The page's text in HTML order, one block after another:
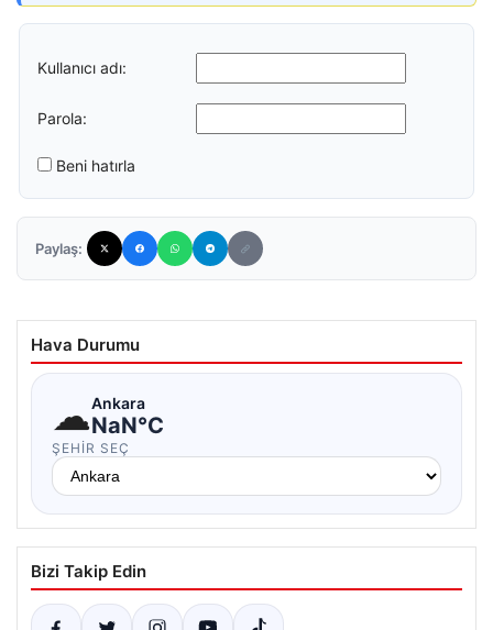
Kullanıcı adı:
Parola:
Beni hatırla
Paylaş:
Hava Durumu
☁Ankara
NaN°C
ŞEHIR SEÇ
Bizi Takip Edin